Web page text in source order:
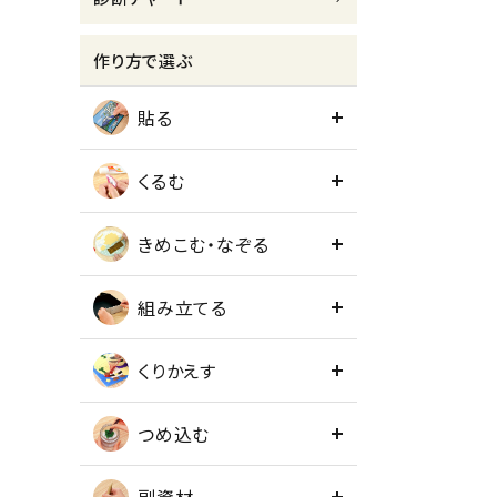
作り方で選ぶ
貼る
くるむ
きめこむ・なぞる
組み立てる
くりかえす
つめ込む